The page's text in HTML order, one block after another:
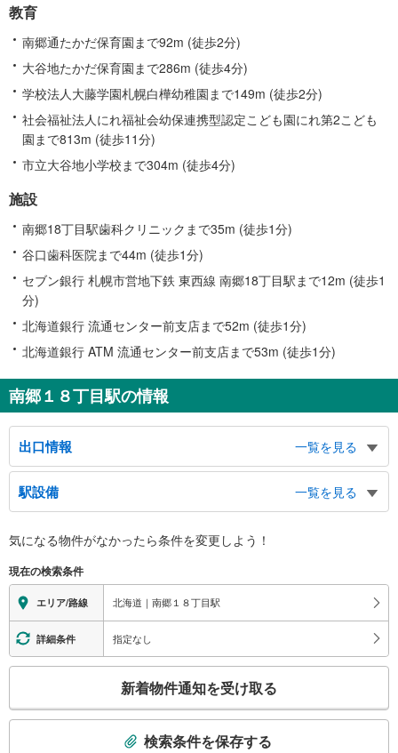
教育
南郷通たかだ保育園まで92m (徒歩2分)
大谷地たかだ保育園まで286m (徒歩4分)
学校法人大藤学園札幌白樺幼稚園まで149m (徒歩2分)
社会福祉法人にれ福祉会幼保連携型認定こども園にれ第2こども
園まで813m (徒歩11分)
市立大谷地小学校まで304m (徒歩4分)
施設
南郷18丁目駅歯科クリニックまで35m (徒歩1分)
谷口歯科医院まで44m (徒歩1分)
セブン銀行 札幌市営地下鉄 東西線 南郷18丁目駅まで12m (徒歩1
分)
北海道銀行 流通センター前支店まで52m (徒歩1分)
北海道銀行 ATM 流通センター前支店まで53m (徒歩1分)
南郷１８丁目駅の情報
出口情報
一覧を見る
１出口
南郷通１８丁目南、栄通１８丁目、栄通団地
２出口
南郷通１８丁目北、本通１８丁目南、札幌国際交流館（リフレサッポロ）、白
３出口
南郷通１９丁目南、栄通１９丁目、北海道銀行、札幌北野六条郵便局、バス待
合室
駅設備
一覧を見る
※段差なしでの移動経路
地上⇔改札⇔ホーム：○
エレベータ
・各ホーム⇔改札
・改札⇔２番出口
エスカレータ
・改札⇔２番出口（途中一部）
・改札⇔３番出口（途中一部）
トイレ
気になる物件がなかったら条件を変更しよう！
現在の検索条件
エリア/路線 北海道｜南郷１８丁目駅
詳細条件 指定なし
検
新着物件通知を受け取る
検索条件を保存する